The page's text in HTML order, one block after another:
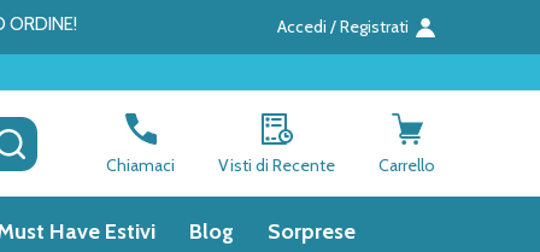
ORDINE! Accedi / Registrati
CERCA
Chiamaci Visti di Recente Carrello
Have Estivi Blog Sorprese